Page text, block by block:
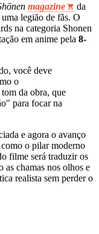
magazine
da
legião de fãs. O
na categoria Shonen
em anime pela 8-
você deve
o
da obra, que
para focar na
e agora o avanço
o pilar moderno
filme será traduzir os
chamas nos olhos e
realista sem perder o